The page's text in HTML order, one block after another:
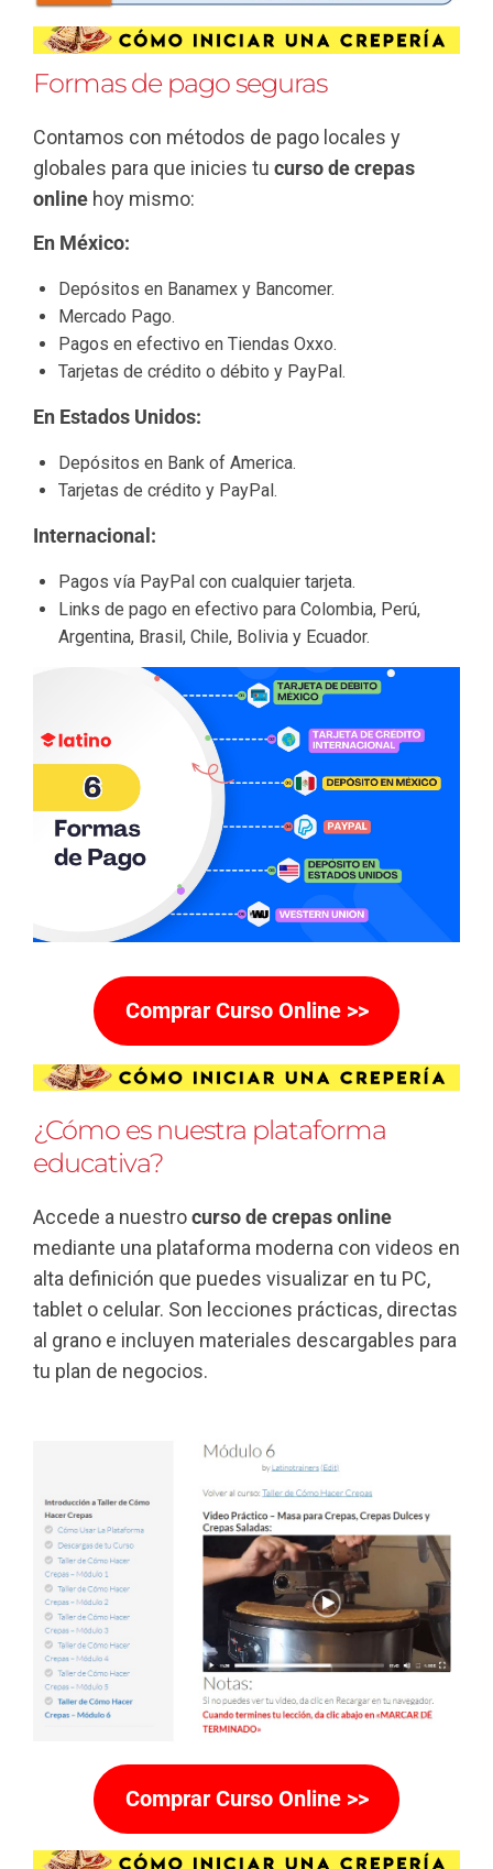
Formas de pago seguras
Contamos con métodos de pago locales y
globales para que inicies tu curso de crepas
online hoy mismo:
En México:
Depósitos en Banamex y Bancomer.
Mercado Pago.
Pagos en efectivo en Tiendas Oxxo.
Tarjetas de crédito o débito y PayPal.
En Estados Unidos:
Depósitos en Bank of America.
Tarjetas de crédito y PayPal.
Internacional:
Pagos vía PayPal con cualquier tarjeta.
Links de pago en efectivo para Colombia, Perú,
Argentina, Brasil, Chile, Bolivia y Ecuador.
Comprar Curso Online >>
¿Cómo es nuestra plataforma
educativa?
Accede a nuestrocurso de crepas online
mediante una plataforma moderna con videos en
alta definición que puedes visualizar en tu PC,
tablet o celular. Son lecciones prácticas, directas
al grano e incluyen materiales descargables para
tu plan de negocios.
Comprar Curso Online >>